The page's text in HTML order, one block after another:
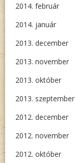
2014. február
2014. január
2013. december
2013. november
2013. október
2013. szeptember
2012. december
2012. november
2012. október